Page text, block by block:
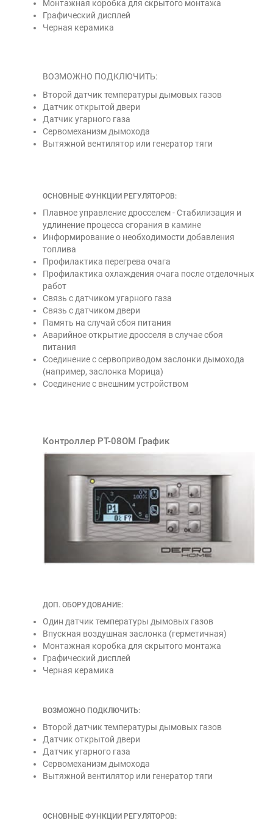
Монтажная коробка для скрытого монтажа
Графический дисплей
Черная керамика
ВОЗМОЖНО ПОДКЛЮЧИТЬ:
Второй датчик температуры дымовых газов
Датчик открытой двери
Датчик угарного газа
Сервомеханизм дымохода
Вытяжной вентилятор или генератор тяги
ОСНОВНЫЕ ФУНКЦИИ РЕГУЛЯТОРОВ:
Плавное управление дросселем - Стабилизация и
удлинение процесса сгорания в камине
Информирование о необходимости добавления
топлива
Профилактика перегрева очага
Профилактика охлаждения очага после отделочных
работ
Связь с датчиком угарного газа
Связь с датчиком двери
Память на случай сбоя питания
Аварийное открытие дросселя в случае сбоя
питания
Соединение с сервоприводом заслонки дымохода
(например, заслонка Морица)
Соединение с внешним устройством
Контроллер РТ-08ОМ График
ДОП. ОБОРУДОВАНИЕ:
Один датчик температуры дымовых газов
Впускная воздушная заслонка (герметичная)
Монтажная коробка для скрытого монтажа
Графический дисплей
Черная керамика
ВОЗМОЖНО ПОДКЛЮЧИТЬ:
Второй датчик температуры дымовых газов
Датчик открытой двери
Датчик угарного газа
Сервомеханизм дымохода
Вытяжной вентилятор или генератор тяги
ОСНОВНЫЕ ФУНКЦИИ РЕГУЛЯТОРОВ: